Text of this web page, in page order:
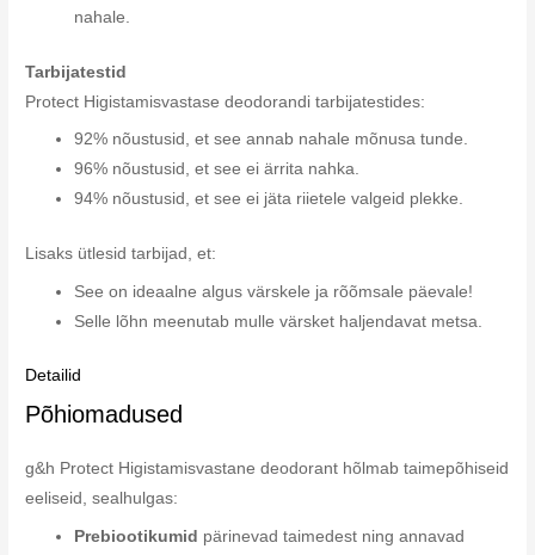
nahale.
Tarbijatestid
Protect Higistamisvastase deodorandi tarbijatestides:
92% nõustusid, et see annab nahale mõnusa tunde.
96% nõustusid, et see ei ärrita nahka.
94% nõustusid, et see ei jäta riietele valgeid plekke.
Lisaks ütlesid tarbijad, et:
See on ideaalne algus värskele ja rõõmsale päevale!
Selle lõhn meenutab mulle värsket haljendavat metsa.
Detailid
Põhiomadused
g&h Protect Higistamisvastane deodorant hõlmab taimepõhiseid
eeliseid, sealhulgas:
Prebiootikumid pärinevad taimedest ning annavad